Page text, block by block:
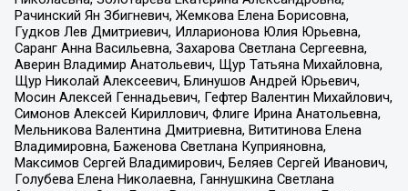
Рачинский Ян Збигневич, Жемкова Елена Борисовна,
Гудков Лев Дмитриевич, Илларионова Юлия Юрьевна,
Саранг Анна Васильевна, Захарова Светлана Сергеевна,
Аверин Владимир Анатольевич, Щур Татьяна Михайловна,
Щур Николай Алексеевич, Блинушов Андрей Юрьевич,
Мосин Алексей Геннадьевич, Гефтер Валентин Михайлович,
Симонов Алексей Кириллович, Флиге Ирина Анатольевна,
Мельникова Валентина Дмитриевна, Вититинова Елена
Владимировна, Баженова Светлана Куприяновна,
Максимов Сергей Владимирович, Беляев Сергей Иванович,
Голубева Елена Николаевна, Ганнушкина Светлана